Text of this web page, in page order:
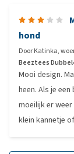
hond
DoorKatinka,
Beeztees
Mooi design.
heen. Als je
moeilijk er weer
klein kannetje